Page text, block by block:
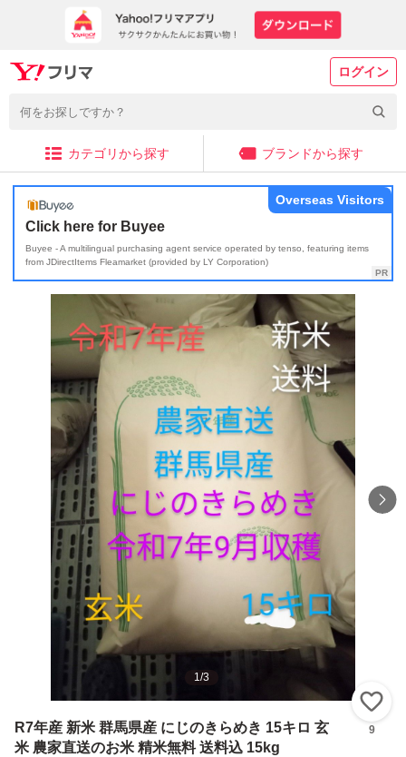
ログイン
カテゴリから探す ブランドから探す
Click here for Buyee
Buyee - A multilingual purchasing agent service operated by tenso, featuring items
from JDirectItems Fleamarket (provided by LY Corporation)
Overseas Visitors
1/3
R7年産 新米 群馬県産 にじのきらめき 15キロ 玄
米 農家直送のお米 精米無料 送料込 15kg
9